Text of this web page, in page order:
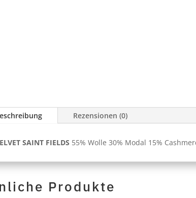
Rezensionen (0)
SAINT FIELDS 55% Wolle 30% Modal 15%
Produkte